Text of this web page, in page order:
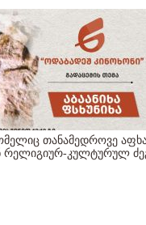
თანამედროვე
რელიგიურ-კულტურულ